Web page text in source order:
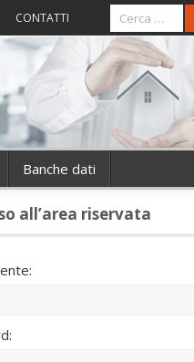
CONTATTI
Banche dati
all’area riservata